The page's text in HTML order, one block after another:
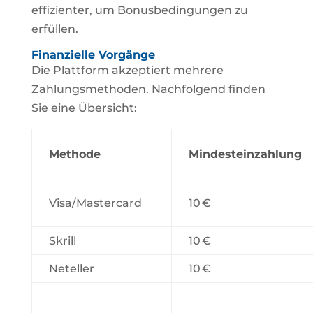
effizienter, um Bonusbedingungen zu
erfüllen.
Finanzielle Vorgänge
Die Plattform akzeptiert mehrere
Zahlungsmethoden. Nachfolgend finden
Sie eine Übersicht:
Methode Mindesteinzahlung
Visa/Mastercard 10 €
Skrill 10 €
Neteller 10 €